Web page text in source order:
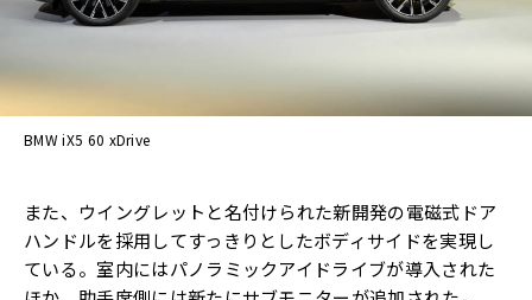
BMW iX5 60 xDrive
また、ウイングレットと名付けられた新開発の電磁式ドア
ハンドルを採用してすっきりとしたボディサイドを実現し
ている。室内にはパノラミックアイドライブが導入された